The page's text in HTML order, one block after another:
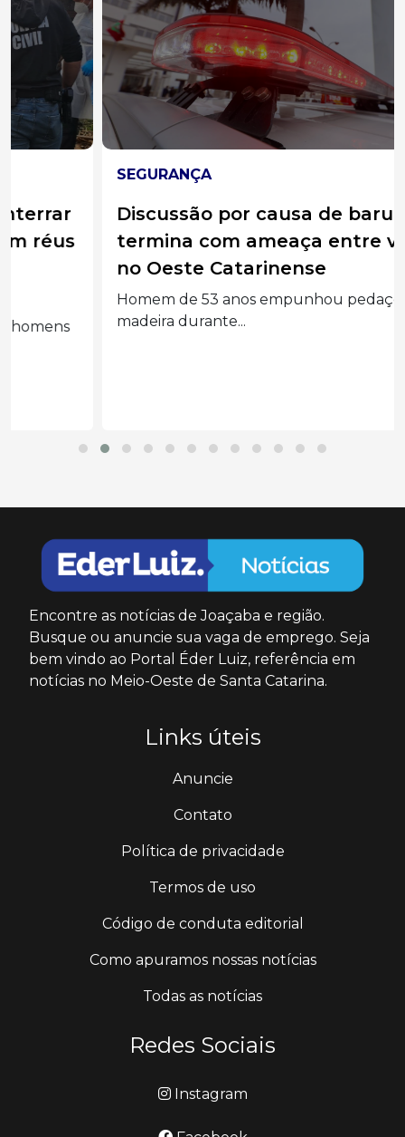
SEGURANÇA
Discussão por causa de barulho
termina com ameaça entre vizinhos
no Oeste Catarinense
Homem de 53 anos empunhou pedaço de
madeira durante...
Encontre as notícias de Joaçaba e região.
Busque ou anuncie sua vaga de emprego. Seja
bem vindo ao Portal Éder Luiz, referência em
notícias no Meio-Oeste de Santa Catarina.
Links úteis
Anuncie
Contato
Política de privacidade
Termos de uso
Código de conduta editorial
Como apuramos nossas notícias
Todas as notícias
Redes Sociais
Instagram